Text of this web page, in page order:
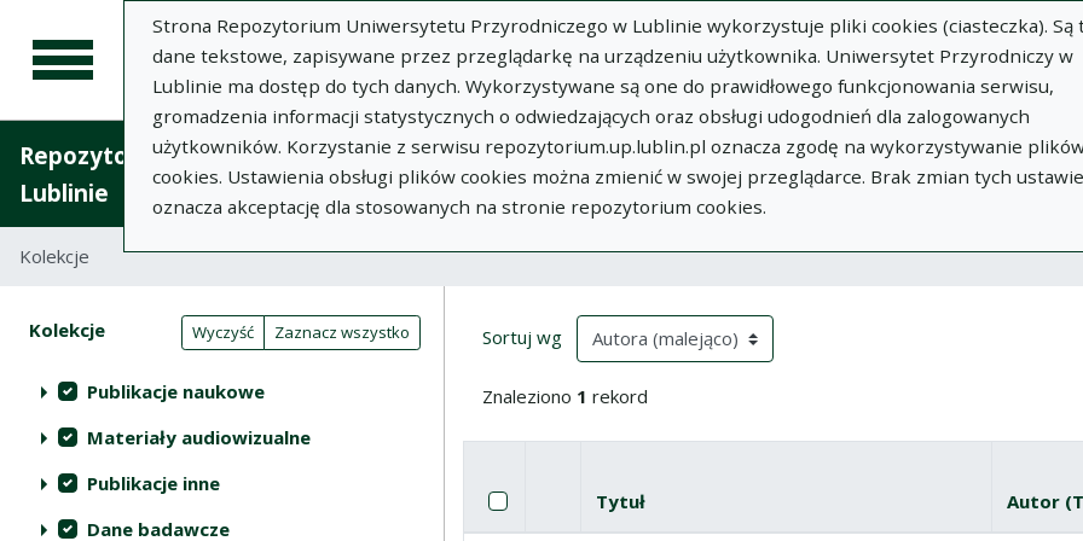
Strona Repozytorium Uniwersytetu Przyrodniczego w Lublinie wykorzystuje pliki cookies (ciasteczka). Są
dane tekstowe, zapisywane przez przeglądarkę na urządzeniu użytkownika. Uniwersytet Przyrodniczy w
Lublinie ma dostęp do tych danych. Wykorzystywane są one do prawidłowego funkcjonowania serwisu,
gromadzenia informacji statystycznych o odwiedzających oraz obsługi udogodnień dla zalogowanych
użytkowników. Korzystanie z serwisu repozytorium.up.lublin.pl oznacza zgodę na wykorzystywanie
cookies. Ustawienia obsługi plików cookies można zmienić w swojej przeglądarce. Brak zmian tych
oznacza akceptację dla stosowanych na stronie repozytorium cookies.
Repozytorium Uniwersytetu Przyrodniczego w
Lublinie
Dodaj
publikację
O
Repozytorium
Dokumenty
Kolekcje
Tabela wyników wyszukiwania
Filtry wyszukiwania (automatyczne przeładowanie treści)
Akcje na kolekcjach Wyczyść Zaznacz wszystko
Kolekcje (automatyczne przeładowanie treści)
Publikacje naukowe
Materiały audiowizualne
Publikacje inne
Dane badawcze
Wyniki wyszukiwania
Sortuj wg (automatyczne przeładowanie treści)
Znaleziono 1 rekord
Pole wyboru
Zaznacz wszystkie pozycje
Miniatura
Tytuł Autor